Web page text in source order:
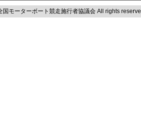
モーターボート競走施行者協議会 All rights